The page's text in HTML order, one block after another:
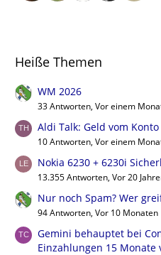
Heiße Themen
WM 2026
33 Antworten, Vor einem
Aldi Talk: Geld vom Konto
10 Antworten, Vor einem
Nokia 6230 + 6230i
13.355 Antworten, Vor 20
Nur noch Spam? Wer
94 Antworten, Vor 10 Monaten
Gemini behauptet bei
Einzahlungen 15